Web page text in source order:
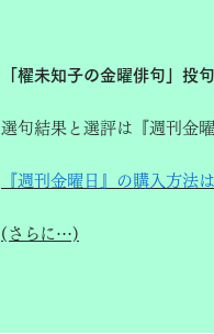
「櫂未知子の金曜俳句」投
選句結果と選評は『週刊金
『週刊金曜日』の購入方法
(さらに…)